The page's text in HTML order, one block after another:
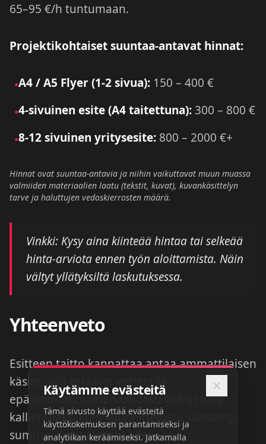
65–95 €/h tuntumaan.
Projektikohtaiset suuntaa-antavat hinnat:
•A4 / A5 Flyer (1-2 sivua): 150 – 400 €
•4-sivuinen esite (A4 taitettuna): 300 – 800 €
•8-12 sivuinen yritysesite: 800 – 2000 €+
Hinnat ovat suuntaa-antavia ja niihin vaikuttavat muun muassa
valmiiden materiaalien laatu (tekstit, kuvat), kuvankäsittelyn
tarve ja haluttujen vedoskierrosten määrä.
Vinkki: Kysy aina kiinteää hintaa tai selkeää
hinta-arviota ennen työn aloittamista. Näin
vältyt yllätyksiltä laskutuksessa.
Yhteenveto
Esitteen taitto kannattaa antaa ammattilaisen
käsiin, sillä tekniset virheet ja
epäammattimainen ulkoasu voivat tulla
kalliimmaksi kuin suunnittelusta säästetty
summa. Kun valitset kokeneen
Käytämme evästeitä
Tämä sivusto käyttää evästeitä
käyttökokemuksen parantamiseksi ja
analytiikan keräämiseksi. Jatkamalla